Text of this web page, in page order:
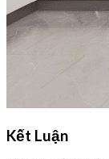
Kết Luận